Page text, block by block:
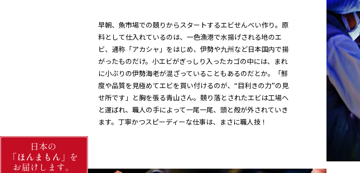
早朝、魚市場での競りからスタートするエビせんべい作り。原
料として仕入れているのは、一色漁港で水揚げされる地のエ
ビ、通称「アカシャ」をはじめ、伊勢や九州など日本国内で揚
がったものだけ。小エビがぎっしり入ったカゴの中には、まれ
に小ぶりの伊勢海老が混ざっていることもあるのだとか。「鮮
度や品質を見極めてエビを買い付けるのが、“目利きの力”の見
せ所です」と胸を張る青山さん。競り落とされたエビは工場へ
と運ばれ、職人の手によって一尾一尾、頭と殻が外されていき
ます。丁寧かつスピーディーな仕事は、まさに職人技！